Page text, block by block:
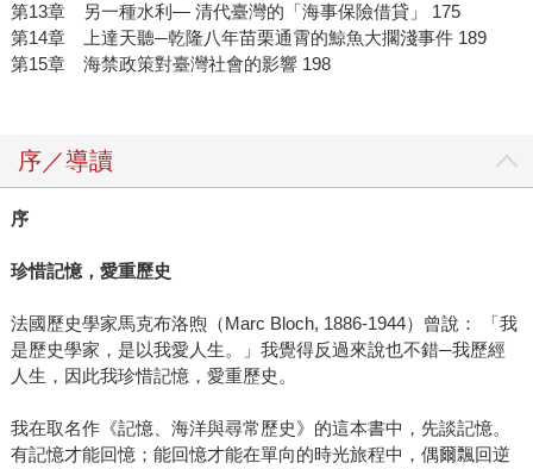
第13章 另一種水利― 清代臺灣的「海事保險借貸」 175
第14章 上達天聽─乾隆八年苗栗通霄的鯨魚大擱淺事件 189
第15章 海禁政策對臺灣社會的影響 198
序／導讀
序
珍惜記憶，愛重歷史
法國歷史學家馬克布洛煦（Marc Bloch, 1886-1944）曾說： 「我
是歷史學家，是以我愛人生。」我覺得反過來說也不錯─我歷經
人生，因此我珍惜記憶，愛重歷史。
我在取名作《記憶、海洋與尋常歷史》的這本書中，先談記憶。
有記憶才能回憶；能回憶才能在單向的時光旅程中，偶爾飄回逆